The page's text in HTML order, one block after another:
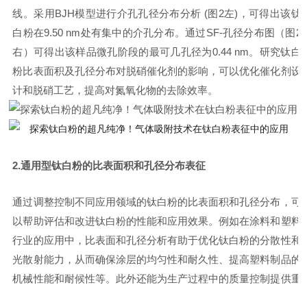
线。采用BJH模型进行介孔孔径分布分析 (图2左)，可得出该钛
白粉在9.50 nm处有集中的介孔分布。通过SF-孔径分布图（图2
右）可得出该样品微孔阶段的最可几孔径为0.44 nm。研究钛白
粉比表面积及孔径分布对脱硝催化剂的影响，可以优化催化剂设
计和脱硝工艺，提高对氮氧化物的去除效率。
2.通用型钛白粉的比表面积和孔径分布表征
通过调整控制不同应用领域的钛白粉的比表面积和孔径分布，可
以帮助评估和改进钛白粉的性能和应用效果。例如在涂料和塑料
行业的应用中，比表面和孔径分析有助于优化钛白粉的分散性和
光散射能力，从而确保涂层的均匀性和耐久性、提高塑料制品的
机械性能和耐候性等。此外还能为生产过程中的质量控制提供重